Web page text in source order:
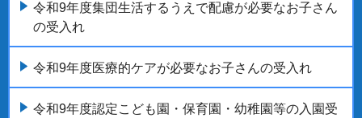
令和9年度集団生活するうえで配慮が必要なお子さん
の受入れ
令和9年度医療的ケアが必要なお子さんの受入れ
令和9年度認定こども園・保育園・幼稚園等の入園受